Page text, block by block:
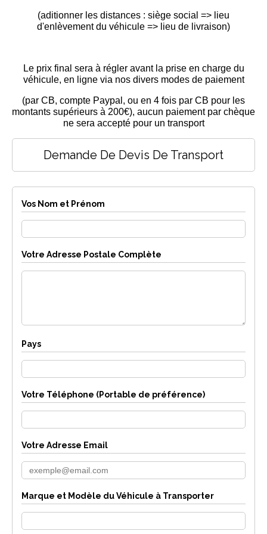
(aditionner les distances : siège social => lieu
d'enlèvement du véhicule => lieu de livraison)
Le prix final sera à régler avant la prise en charge du
véhicule, en ligne via nos divers modes de paiement
(par CB, compte Paypal, ou en 4 fois par CB pour les
montants supérieurs à 200€), aucun paiement par chèque
ne sera accepté pour un transport
Demande De Devis De Transport
Vos Nom et Prénom
Votre Adresse Postale Complète
Pays
Votre Téléphone (Portable de préférence)
Votre Adresse Email
Marque et Modèle du Véhicule à Transporter